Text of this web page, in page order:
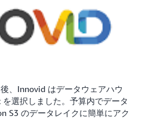
、Innovid はデータウェアハウ
選択しました。予算内でデータ
S3 のデータレイクに簡単にアク